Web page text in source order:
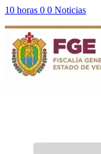
10 horas 0 0 Noticias